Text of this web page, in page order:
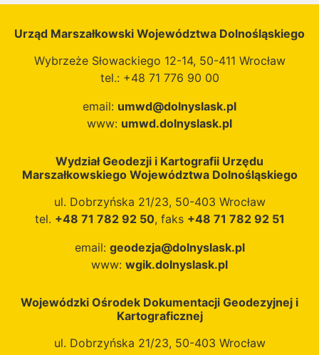
Urząd Marszałkowski Województwa Dolnośląskiego
Wybrzeże Słowackiego 12-14, 50-411 Wrocław
tel.: +48 71 776 90 00
email: umwd@dolnyslask.pl
www: umwd.dolnyslask.pl
Wydział Geodezji i Kartografii Urzędu
Marszałkowskiego Województwa Dolnośląskiego
ul. Dobrzyńska 21/23, 50-403 Wrocław
tel. +48 71 782 92 50, faks +48 71 782 92 51
email: geodezja@dolnyslask.pl
www: wgik.dolnyslask.pl
Wojewódzki Ośrodek Dokumentacji Geodezyjnej i
Kartograficznej
ul. Dobrzyńska 21/23, 50-403 Wrocław